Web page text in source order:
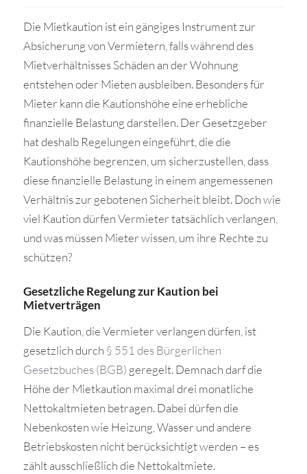
Die Mietkaution ist ein gängiges Instrument zur
Absicherung von Vermietern, falls während des
Mietverhältnisses Schäden an der Wohnung
entstehen oder Mieten ausbleiben. Besonders für
Mieter kann die Kautionshöhe eine erhebliche
finanzielle Belastung darstellen. Der Gesetzgeber
hat deshalb Regelungen eingeführt, die die
Kautionshöhe begrenzen, um sicherzustellen, dass
diese finanzielle Belastung in einem angemessenen
Verhältnis zur gebotenen Sicherheit bleibt. Doch wie
viel Kaution dürfen Vermieter tatsächlich verlangen,
und was müssen Mieter wissen, um ihre Rechte zu
schützen?
Gesetzliche Regelung zur Kaution bei
Mietverträgen
Die Kaution, die Vermieter verlangen dürfen, ist
gesetzlich durch § 551 des Bürgerlichen
Gesetzbuches (BGB) geregelt. Demnach darf die
Höhe der Mietkaution maximal drei monatliche
Nettokaltmieten betragen. Dabei dürfen die
Nebenkosten wie Heizung, Wasser und andere
Betriebskosten nicht berücksichtigt werden – es
zählt ausschließlich die Nettokaltmiete.